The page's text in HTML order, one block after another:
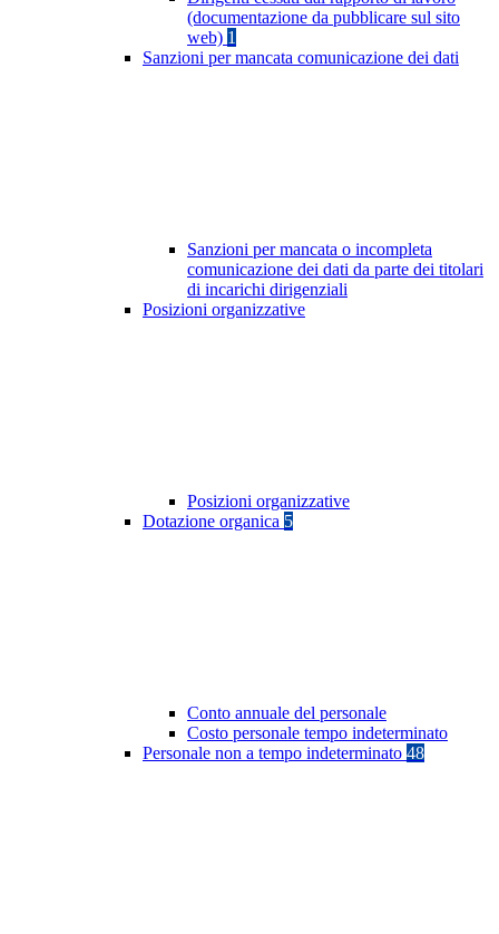
(documentazione da pubblicare sul sito
web) 1
Sanzioni per mancata comunicazione dei dati
Sanzioni per mancata o incompleta
comunicazione dei dati da parte dei titolari
di incarichi dirigenziali
Posizioni organizzative
Posizioni organizzative
Dotazione organica 5
Conto annuale del personale
Costo personale tempo indeterminato
Personale non a tempo indeterminato 48